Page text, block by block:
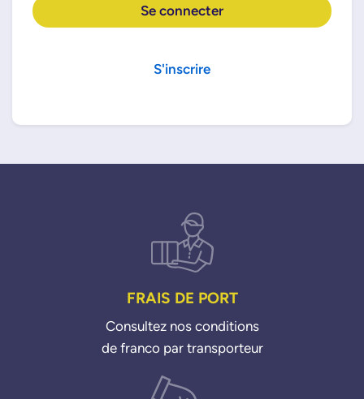
Se connecter
S'inscrire
FRAIS DE PORT
Consultez nos conditions
de franco par transporteur